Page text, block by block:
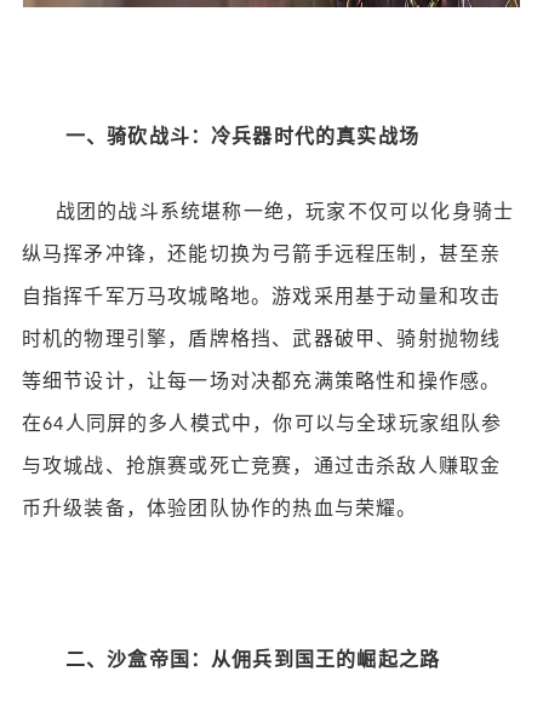
一、骑砍战斗：冷兵器时代的真实战场
战团的战斗系统堪称一绝，玩家不仅可以化身骑士
纵马挥矛冲锋，还能切换为弓箭手远程压制，甚至亲
自指挥千军万马攻城略地。游戏采用基于动量和攻击
时机的物理引擎，盾牌格挡、武器破甲、骑射抛物线
等细节设计，让每一场对决都充满策略性和操作感。
在64 人同屏的多人模式中，你可以与全球玩家组队参
与攻城战、抢旗赛或死亡竞赛，通过击杀敌人赚取金
币升级装备，体验团队协作的热血与荣耀。
二、沙盒帝国：从佣兵到国王的崛起之路